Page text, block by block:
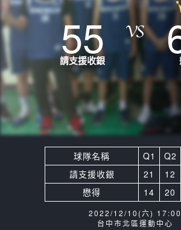
55
請支援收銀
球隊名稱 Q1 Q2
請支援收銀
21 12
懋得
14 20
2022/12/10(六) 17:00
台中市北區運動中心